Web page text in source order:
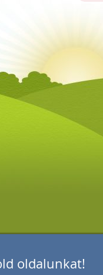
oldalunkat!